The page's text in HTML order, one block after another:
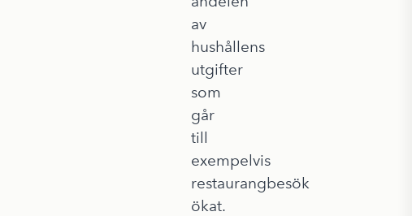
av
hushållens
utgifter
som
går
till
exempelvis
restaurangbesök
ökat.